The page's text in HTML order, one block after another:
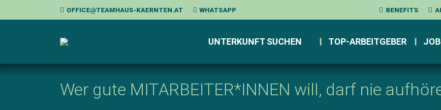
OFFICE@TEAMHAUS-KAERNTEN.AT WHATSAPP BENEFITS
UNTERKUNFT SUCHEN TOP-ARBEITGEBER
Wer gute MITARBEITER*INNEN will, darf nie